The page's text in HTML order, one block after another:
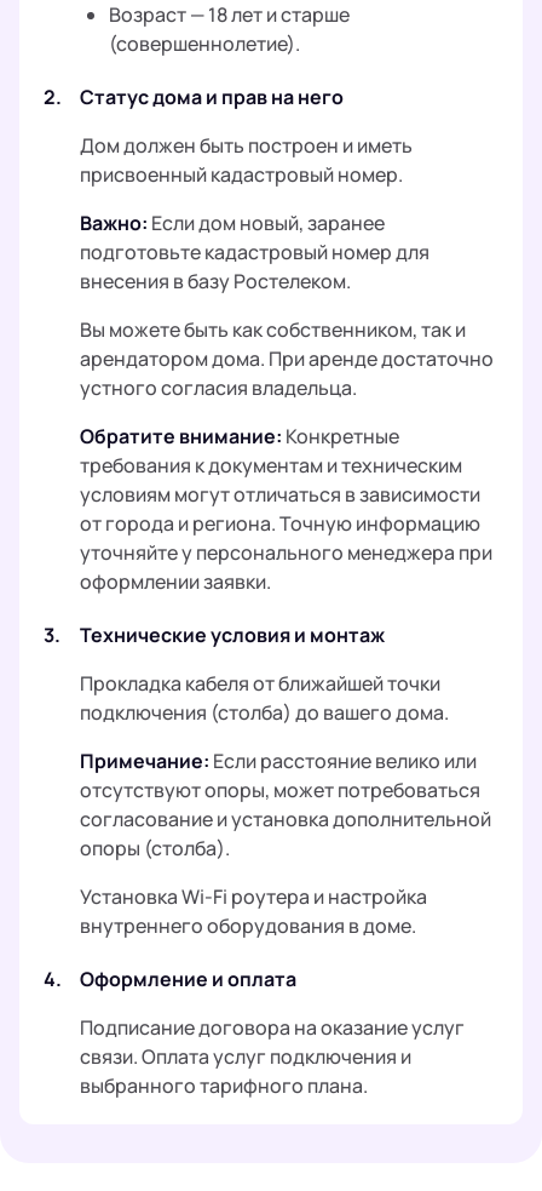
Возраст — 18 лет и старше
(совершеннолетие).
2.
Статус дома и прав на него
Дом должен быть построен и иметь
присвоенный кадастровый номер.
Важно: Если дом новый, заранее
подготовьте кадастровый номер для
внесения в базу Ростелеком.
Вы можете быть как собственником, так и
арендатором дома. При аренде достаточно
устного согласия владельца.
Обратите внимание: Конкретные
требования к документам и техническим
условиям могут отличаться в зависимости
от города и региона. Точную информацию
уточняйте у персонального менеджера при
оформлении заявки.
3.
Технические условия и монтаж
Прокладка кабеля от ближайшей точки
подключения (столба) до вашего дома.
Примечание: Если расстояние велико или
отсутствуют опоры, может потребоваться
согласование и установка дополнительной
опоры (столба).
Установка Wi-Fi роутера и настройка
внутреннего оборудования в доме.
4.
Оформление и оплата
Подписание договора на оказание услуг
связи. Оплата услуг подключения и
выбранного тарифного плана.